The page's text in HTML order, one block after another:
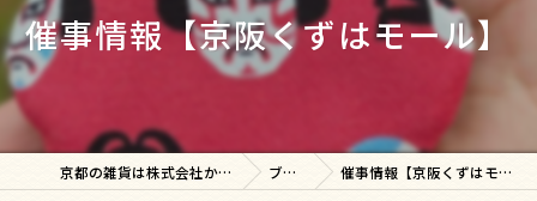
催事情報【京阪くずはモール】
京都の雑貨は株式会社かたおか ブログ 催事情報【京阪くずはモール】